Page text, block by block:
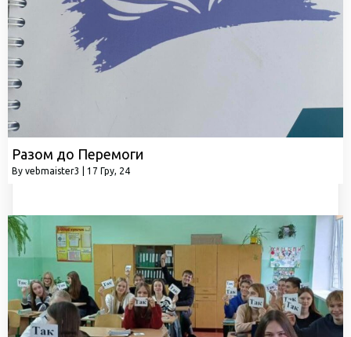
Разом до Перемоги
By vebmaister3 17 Гру, 24